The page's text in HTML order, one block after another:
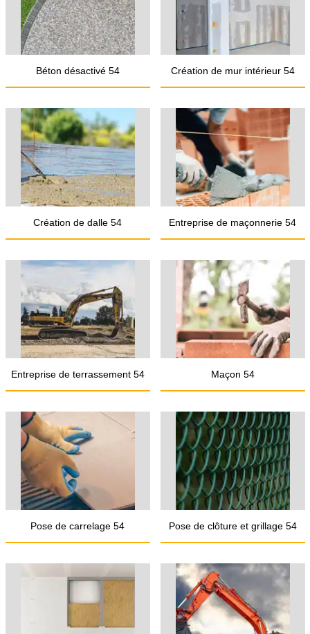
Béton désactivé 54 Création de mur intérieur 54
Création de dalle 54 Entreprise de maçonnerie 54
Entreprise de terrassement 54 Maçon 54
Pose de carrelage 54 Pose de clôture et grillage 54